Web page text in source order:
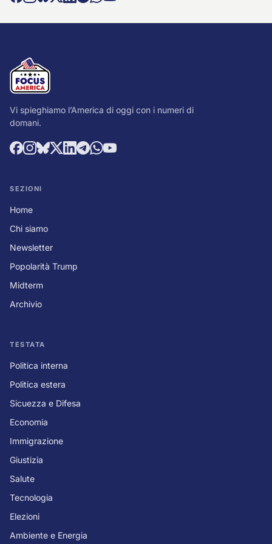
Vi spieghiamo l’America di oggi con i numeri di
domani.
SEZIONI
Home
Chi siamo
Newsletter
Popolarità Trump
Midterm
Archivio
TESTATA
Politica interna
Politica estera
Sicuezza e Difesa
Economia
Immigrazione
Giustizia
Salute
Tecnologia
Elezioni
Ambiente e Energia